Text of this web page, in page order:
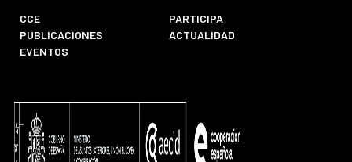
CCE
PARTICIPA
PUBLICACIONES
ACTUALIDAD
EVENTOS